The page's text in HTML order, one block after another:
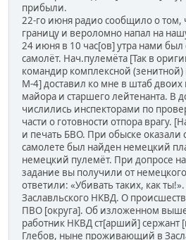
прибыли.
22-го июня радио сообщило о том,
границу и вероломно напал на
24 июня в 10 час[ов] утра нами был
самолёт. Нач.пулемёта [Так в
командир комплексной (зенитной)
М-4] доставил ко мне в штаб двоих
майора и старшего лейтенанта. В
числились инспекторами по
части о готовности отпора врагу.
и печать БВО. При обыске оказали
самолете был найден немецкий
немецкий пулемёт. При допросе
задание вы получили от
ответили: «Убивать таких, как
Заславльского НКВД. О
ПВО [округа]. Об изложенном
работник НКВД ст[арший] сержант
Глебов, ныне проживающий в